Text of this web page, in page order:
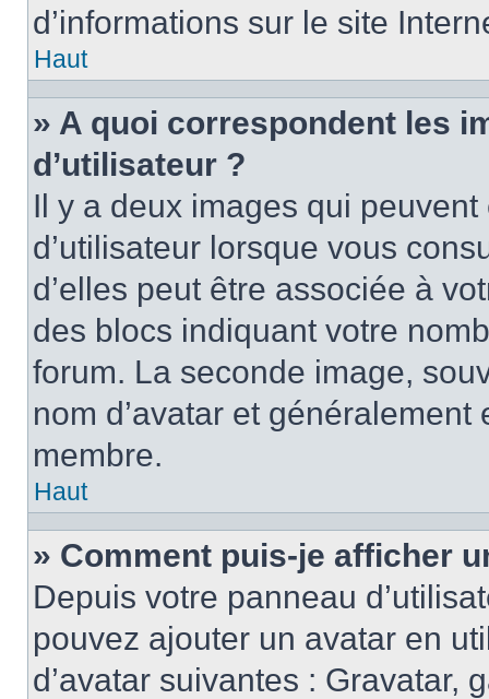
d’informations sur le site
Haut
» A quoi correspondent les
d’utilisateur ?
Il y a deux images qui
d’utilisateur lorsque vous
d’elles peut être associée à
des blocs indiquant votre
forum. La seconde image,
nom d’avatar et
membre.
Haut
» Comment puis-je afficher
Depuis votre panneau
pouvez ajouter un avatar en
d’avatar suivantes : Gravatar,